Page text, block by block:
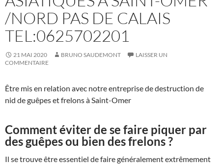
/NORD PAS DE CALAIS
TEL:0625702201
21 MAI 2020 BRUNO SAUDEMONT
LAISSER UN
COMMENTAIRE
Être mis en relation avec notre entreprise de destruction de
nid de guêpes et frelons à Saint-Omer
Comment éviter de se faire piquer par
des guêpes ou bien des frelons ?
Il se trouve être essentiel de faire généralement extrêmement